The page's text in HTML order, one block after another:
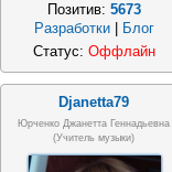
Позитив: 5673
Разработки
Блог
Статус: Оффлайн
Djanetta79
Юрченко Джанетта Геннадьевна
(Учитель музыки)